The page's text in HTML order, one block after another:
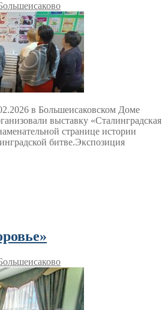
в Большеисаковском Доме
выставку «Сталинградская
странице истории
битве.Экспозиция